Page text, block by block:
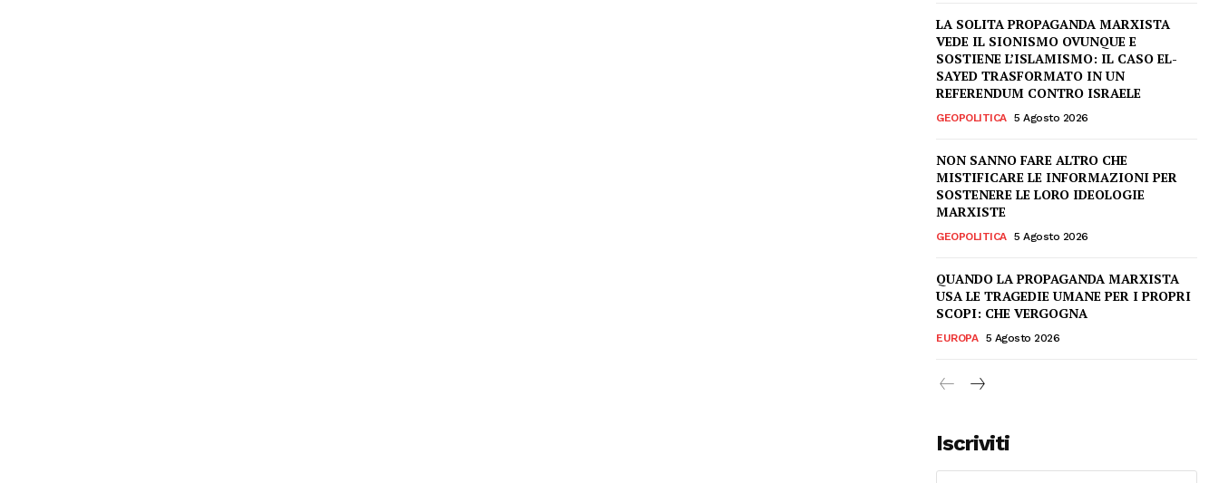
LA SOLITA PROPAGANDA MARXISTA
VEDE IL SIONISMO OVUNQUE E
SOSTIENE L’ISLAMISMO: IL CASO EL-
SAYED TRASFORMATO IN UN
REFERENDUM CONTRO ISRAELE
GEOPOLITICA 5 Agosto 2026
NON SANNO FARE ALTRO CHE
MISTIFICARE LE INFORMAZIONI PER
SOSTENERE LE LORO IDEOLOGIE
MARXISTE
GEOPOLITICA 5 Agosto 2026
QUANDO LA PROPAGANDA MARXISTA
USA LE TRAGEDIE UMANE PER I PROPRI
SCOPI: CHE VERGOGNA
EUROPA 5 Agosto 2026
Iscriviti